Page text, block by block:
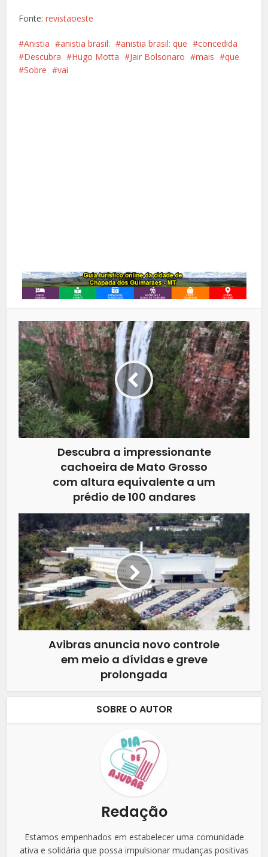
Fonte:revistaoeste
Anistia anistia brasil: anistia brasil: que
concedida
Descubra
Hugo Motta Jair Bolsonaro mais
que
Sobre
vai
Descubra a impressionante
cachoeira de Mato Grosso
com altura equivalente a um
prédio de 100 andares
Avibras anuncia novo controle
em meio a dívidas e greve
prolongada
SOBRE O AUTOR
Redação
Estamos empenhados em estabelecer uma comunidade
ativa e solidária que possa impulsionar mudanças positivas